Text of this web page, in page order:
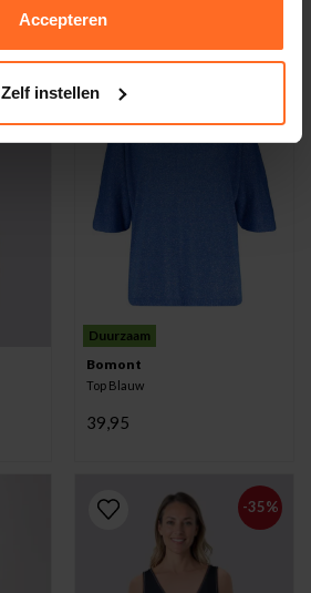
Accepteren
Zelf instellen
Duurzaam
Bomont
Top Blauw
39,95
-35%